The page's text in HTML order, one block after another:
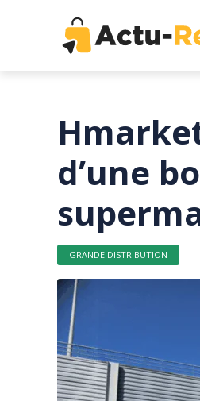
d’une
GRANDE DISTRIBUTION